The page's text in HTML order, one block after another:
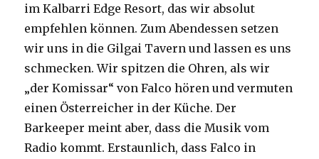
im Kalbarri Edge Resort, das wir absolut
empfehlen können. Zum Abendessen setzen
wir uns in die Gilgai Tavern und lassen es uns
schmecken. Wir spitzen die Ohren, als wir
„der Komissar“ von Falco hören und vermuten
einen Österreicher in der Küche. Der
Barkeeper meint aber, dass die Musik vom
Radio kommt. Erstaunlich, dass Falco in